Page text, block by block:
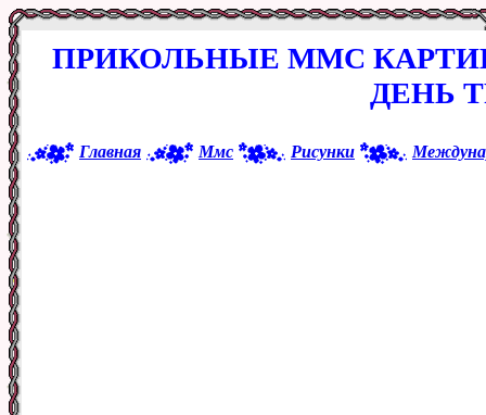
ПРИКОЛЬНЫЕ ММС
ДЕНЬ
Главная Ммс Рисунки